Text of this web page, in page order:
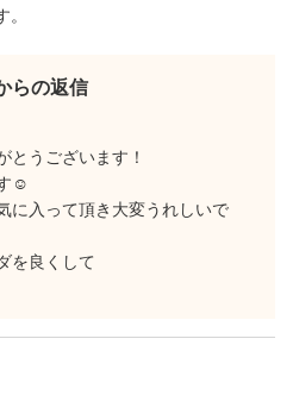
らの返信
とうございます！
☺
に入って頂き大変うれしいで
を良くして